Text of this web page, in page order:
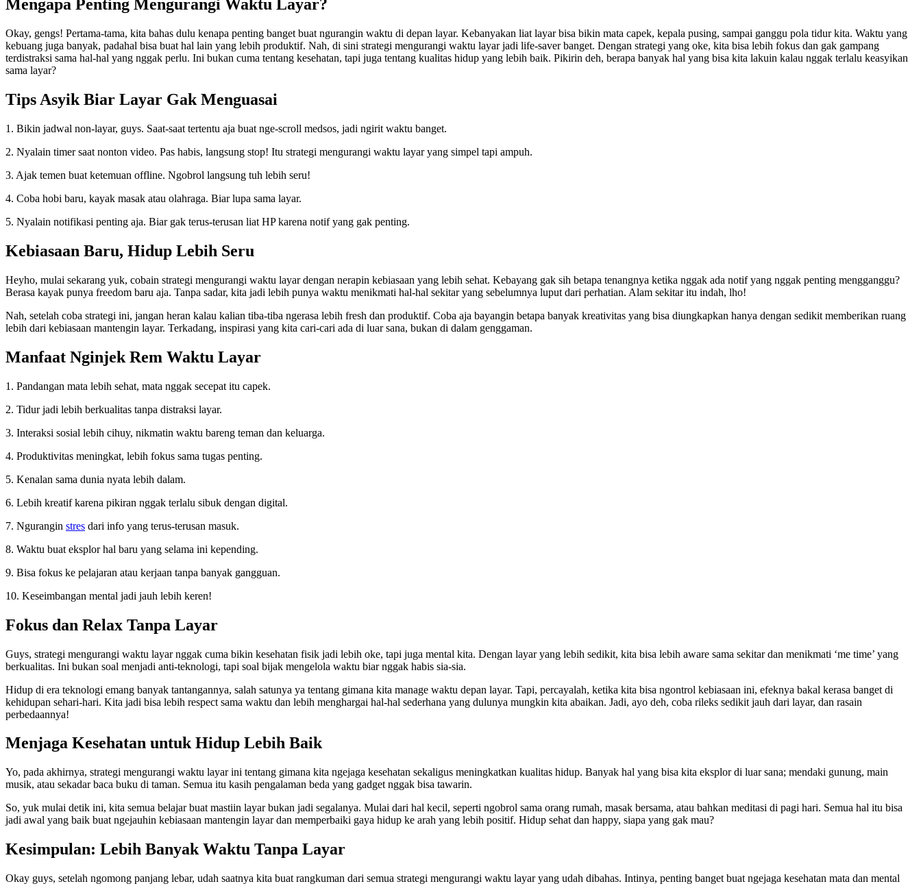
Mengapa Penting Mengurangi Waktu Layar?
Okay, gengs! Pertama-tama, kita bahas dulu kenapa penting banget buat ngurangin waktu di depan layar. Kebanyakan liat layar bisa bikin mata capek, kepala pusing, sampai ganggu pola tidur kita. Waktu yang
kebuang juga banyak, padahal bisa buat hal lain yang lebih produktif. Nah, di sini strategi mengurangi waktu layar jadi life-saver banget. Dengan strategi yang oke, kita bisa lebih fokus dan gak gampang
terdistraksi sama hal-hal yang nggak perlu. Ini bukan cuma tentang kesehatan, tapi juga tentang kualitas hidup yang lebih baik. Pikirin deh, berapa banyak hal yang bisa kita lakuin kalau nggak terlalu keasyikan
sama layar?
Tips Asyik Biar Layar Gak Menguasai
1. Bikin jadwal non-layar, guys. Saat-saat tertentu aja buat nge-scroll medsos, jadi ngirit waktu banget.
2. Nyalain timer saat nonton video. Pas habis, langsung stop! Itu strategi mengurangi waktu layar yang simpel tapi ampuh.
3. Ajak temen buat ketemuan offline. Ngobrol langsung tuh lebih seru!
4. Coba hobi baru, kayak masak atau olahraga. Biar lupa sama layar.
5. Nyalain notifikasi penting aja. Biar gak terus-terusan liat HP karena notif yang gak penting.
Kebiasaan Baru, Hidup Lebih Seru
Heyho, mulai sekarang yuk, cobain strategi mengurangi waktu layar dengan nerapin kebiasaan yang lebih sehat. Kebayang gak sih betapa tenangnya ketika nggak ada notif yang nggak penting mengganggu?
Berasa kayak punya freedom baru aja. Tanpa sadar, kita jadi lebih punya waktu menikmati hal-hal sekitar yang sebelumnya luput dari perhatian. Alam sekitar itu indah, lho!
Nah, setelah coba strategi ini, jangan heran kalau kalian tiba-tiba ngerasa lebih fresh dan produktif. Coba aja bayangin betapa banyak kreativitas yang bisa diungkapkan hanya dengan sedikit memberikan ruang
lebih dari kebiasaan mantengin layar. Terkadang, inspirasi yang kita cari-cari ada di luar sana, bukan di dalam genggaman.
Manfaat Nginjek Rem Waktu Layar
1. Pandangan mata lebih sehat, mata nggak secepat itu capek.
2. Tidur jadi lebih berkualitas tanpa distraksi layar.
3. Interaksi sosial lebih cihuy, nikmatin waktu bareng teman dan keluarga.
4. Produktivitas meningkat, lebih fokus sama tugas penting.
5. Kenalan sama dunia nyata lebih dalam.
6. Lebih kreatif karena pikiran nggak terlalu sibuk dengan digital.
7. Ngurangin stres dari info yang terus-terusan masuk.
8. Waktu buat eksplor hal baru yang selama ini kepending.
9. Bisa fokus ke pelajaran atau kerjaan tanpa banyak gangguan.
10. Keseimbangan mental jadi jauh lebih keren!
Fokus dan Relax Tanpa Layar
Guys, strategi mengurangi waktu layar nggak cuma bikin kesehatan fisik jadi lebih oke, tapi juga mental kita. Dengan layar yang lebih sedikit, kita bisa lebih aware sama sekitar dan menikmati ‘me time’ yang
berkualitas. Ini bukan soal menjadi anti-teknologi, tapi soal bijak mengelola waktu biar nggak habis sia-sia.
Hidup di era teknologi emang banyak tantangannya, salah satunya ya tentang gimana kita manage waktu depan layar. Tapi, percayalah, ketika kita bisa ngontrol kebiasaan ini, efeknya bakal kerasa banget di
kehidupan sehari-hari. Kita jadi bisa lebih respect sama waktu dan lebih menghargai hal-hal sederhana yang dulunya mungkin kita abaikan. Jadi, ayo deh, coba rileks sedikit jauh dari layar, dan rasain
perbedaannya!
Menjaga Kesehatan untuk Hidup Lebih Baik
Yo, pada akhirnya, strategi mengurangi waktu layar ini tentang gimana kita ngejaga kesehatan sekaligus meningkatkan kualitas hidup. Banyak hal yang bisa kita eksplor di luar sana; mendaki gunung, main
musik, atau sekadar baca buku di taman. Semua itu kasih pengalaman beda yang gadget nggak bisa tawarin.
So, yuk mulai detik ini, kita semua belajar buat mastiin layar bukan jadi segalanya. Mulai dari hal kecil, seperti ngobrol sama orang rumah, masak bersama, atau bahkan meditasi di pagi hari. Semua hal itu bisa
jadi awal yang baik buat ngejauhin kebiasaan mantengin layar dan memperbaiki gaya hidup ke arah yang lebih positif. Hidup sehat dan happy, siapa yang gak mau?
Kesimpulan: Lebih Banyak Waktu Tanpa Layar
Okay guys, setelah ngomong panjang lebar, udah saatnya kita buat rangkuman dari semua strategi mengurangi waktu layar yang udah dibahas. Intinya, penting banget buat ngejaga kesehatan mata dan mental